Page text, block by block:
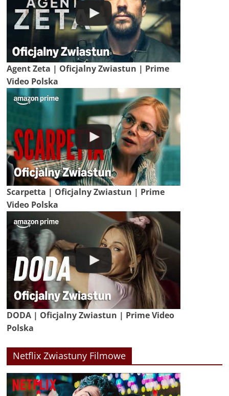
Agent Zeta | Oficjalny Zwiastun | Prime
Video Polska
Scarpetta | Oficjalny Zwiastun | Prime
Video Polska
DODA | Oficjalny Zwiastun | Prime Video
Polska
Netflix Zwiastuny Filmowe